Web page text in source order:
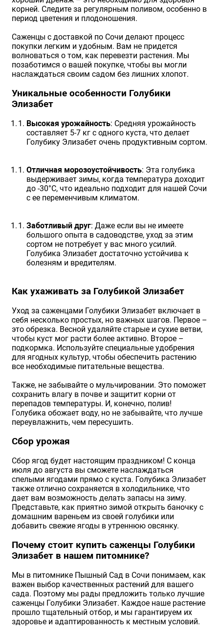
корней. Следите за регулярным поливом, особенно в
период цветения и плодоношения.
Саженцы с доставкой по Сочи делают процесс
покупки легким и удобным. Вам не придется
волноваться о том, как перевезти растения. Мы
позаботимся о вашей покупке, чтобы вы могли
наслаждаться своим садом без лишних хлопот.
Уникальные особенности Голубики
Элизабет
Высокая урожайность: Средняя урожайность
составляет 5-7 кг с одного куста, что делает
Голубику Элизабет очень продуктивным сортом.
Отличная морозоустойчивость: Эта голубика
выдерживает зимы, когда температура доходит
до -30°C, что идеально подходит для нашей Сочи
с ее переменчивым климатом.
Заботливый друг: Даже если вы не имеете
большого опыта в садоводстве, уход за этим
сортом не потребует у вас много усилий.
Голубика Элизабет достаточно устойчива к
болезням и вредителям.
Как ухаживать за Голубикой Элизабет
Уход за саженцами Голубики Элизабет включает в
себя несколько простых, но важных шагов. Первое –
это обрезка. Весной удаляйте старые и сухие ветви,
чтобы куст мог расти более активно. Второе –
подкормка. Используйте специальные удобрения
для ягодных культур, чтобы обеспечить растению
все необходимые питательные вещества.
Также, не забывайте о мульчировании. Это поможет
сохранить влагу в почве и защитит корни от
перепадов температуры. И, конечно, полив!
Голубика обожает воду, но не забывайте, что лучше
переувлажнить, чем пересушить.
Сбор урожая
Сбор ягод будет настоящим праздником! С конца
июля до августа вы сможете наслаждаться
спелыми ягодами прямо с куста. Голубика Элизабет
также отлично сохраняется в холодильнике, что
дает вам возможность делать запасы на зиму.
Представьте, как приятно зимой открыть баночку с
домашним вареньем из своей голубики или
добавить свежие ягоды в утреннюю овсянку.
Почему стоит купить саженцы Голубики
Элизабет в нашем питомнике?
Мы в питомнике Пышный Сад в Сочи понимаем, как
важен выбор качественных растений для вашего
сада. Поэтому мы рады предложить только лучшие
саженцы Голубики Элизабет. Каждое наше растение
прошло тщательный отбор, и мы гарантируем их
здоровье и адаптированность к местным условий.